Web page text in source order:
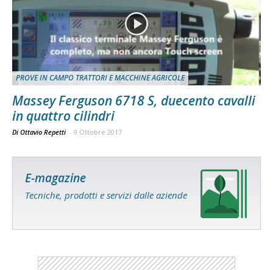
PROVE IN CAMPO TRATTORI E MACCHINE AGRICOLE
Massey Ferguson 6718 S, duecento cavalli
in quattro cilindri
Di Ottavio Repetti - 9 Ottobre 2017
E-magazine
Tecniche, prodotti e servizi dalle aziende